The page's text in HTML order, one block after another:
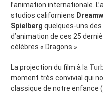
l’animation internationale.
studios californiens
Spielberg quelques-uns
d’animation de ces 25
célèbres « Dragons ».
La projection du film à la
moment très convivial qui
classique de notre enfance